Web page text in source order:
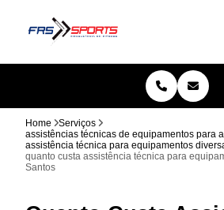
Home
Serviços
assistências técnicas de equipamentos para
assistência técnica para equipamentos
quanto custa assistência técnica para
Santos